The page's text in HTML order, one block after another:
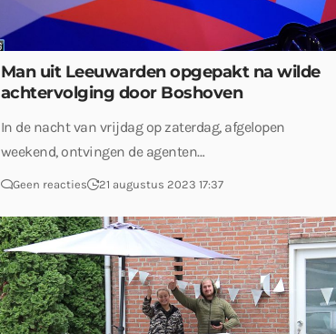
Man uit Leeuwarden opgepakt na wilde
achtervolging door Boshoven
In de nacht van vrijdag op zaterdag, afgelopen
weekend, ontvingen de agenten…
Geen reacties 21 augustus 2023 17:37